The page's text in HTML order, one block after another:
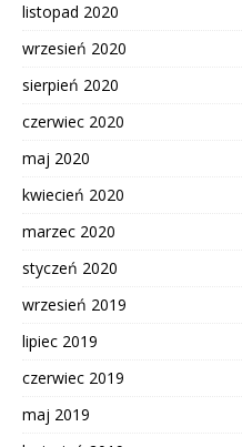
listopad 2020
wrzesień 2020
sierpień 2020
czerwiec 2020
maj 2020
kwiecień 2020
marzec 2020
styczeń 2020
wrzesień 2019
lipiec 2019
czerwiec 2019
maj 2019